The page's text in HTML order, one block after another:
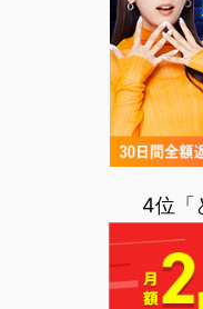
4位「